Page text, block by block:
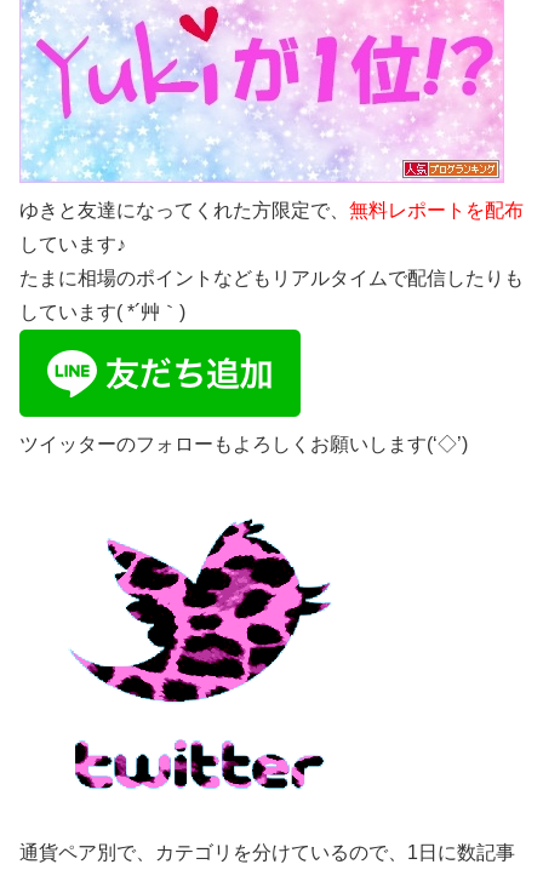
ゆきと友達になってくれた方限定で、 無料レポートを配布
しています♪
たまに相場のポイントなどもリアルタイムで配信したりも
しています( *´艸｀)
ツイッターのフォローもよろしくお願いします(‘◇’)ゞ
通貨ペア別で、カテゴリを分けているので、1日に数記事